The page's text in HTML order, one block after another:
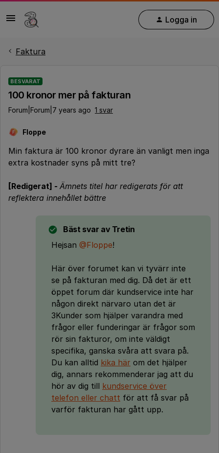
Logga in
Faktura
BESVARAT
100 kronor mer på fakturan
Forum|Forum|7 years ago 1 svar
F Floppe
Min faktura är 100 kronor dyrare än vanligt men inga
extra kostnader syns på mitt tre?
[Redigerat] - Ämnets titel har redigerats för att
reflektera innehållet bättre
Bäst svar av Tretin
Hejsan @Floppe!
Här över forumet kan vi tyvärr inte
se på fakturan med dig. Då det är ett
öppet forum där kundservice inte har
någon direkt närvaro utan det är
3Kunder som hjälper varandra med
frågor eller funderingar är frågor som
rör sin fakturor, om inte väldigt
specifika, ganska svåra att svara på.
Du kan alltid kika här om det hjälper
dig, annars rekommenderar jag att du
hör av dig till kundservice över
telefon eller chatt för att få svar på
varför fakturan har gått upp.